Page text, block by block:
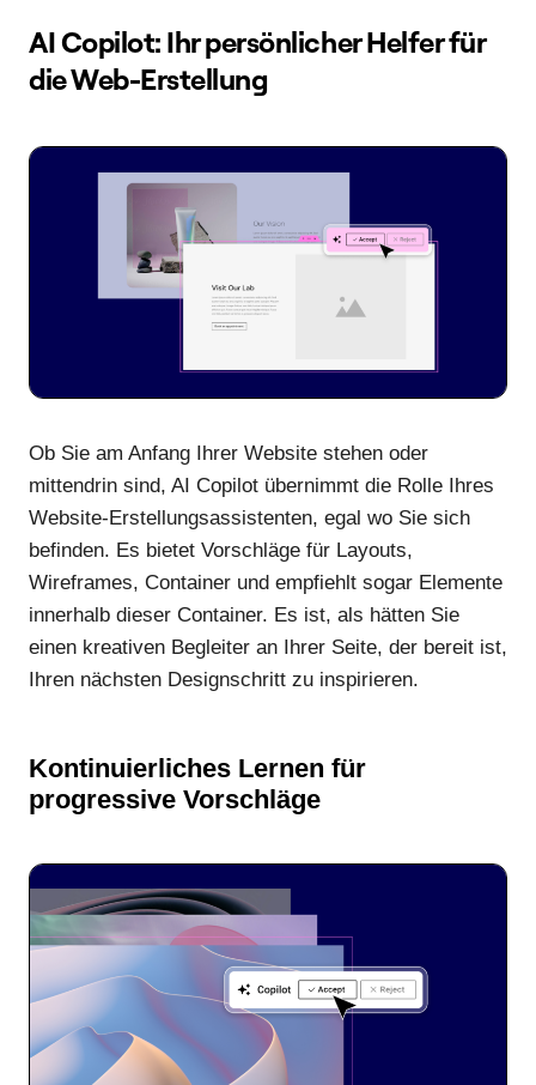
AI Copilot: Ihr persönlicher Helfer für
die Web-Erstellung
Ob Sie am Anfang Ihrer Website stehen oder
mittendrin sind, AI Copilot übernimmt die Rolle Ihres
Website-Erstellungsassistenten, egal wo Sie sich
befinden. Es bietet Vorschläge für Layouts,
Wireframes, Container und empfiehlt sogar Elemente
innerhalb dieser Container. Es ist, als hätten Sie
einen kreativen Begleiter an Ihrer Seite, der bereit ist,
Ihren nächsten Designschritt zu inspirieren.
Kontinuierliches Lernen für
progressive Vorschläge